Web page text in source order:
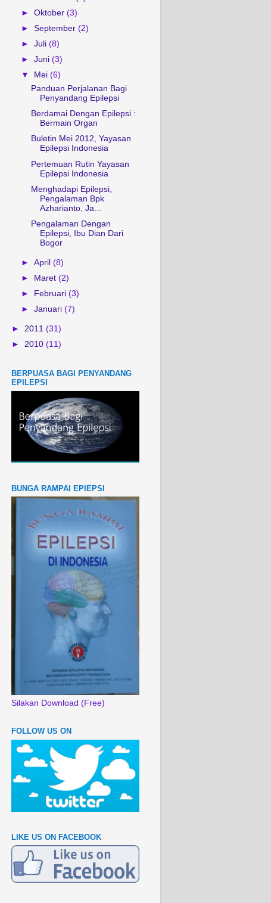
► Oktober (3)
► September (2)
► Juli (8)
► Juni (3)
▼
Mei (6)
Panduan Perjalanan Bagi
Penyandang Epilepsi
Berdamai Dengan Epilepsi :
Bermain Organ
Buletin Mei 2012, Yayasan
Epilepsi Indonesia
Pertemuan Rutin Yayasan
Epilepsi Indonesia
Menghadapi Epilepsi,
Pengalaman Bpk
Azharianto, Ja...
Pengalaman Dengan
Epilepsi, Ibu Dian Dari
Bogor
► April (8)
►
Maret (2)
►
Februari (3)
► Januari (7)
► 2011 (31)
► 2010 (11)
BERPUASA BAGI PENYANDANG
EPILEPSI
BUNGA RAMPAI EPIEPSI
Silakan Download (Free)
FOLLOW US ON
LIKE US ON FACEBOOK